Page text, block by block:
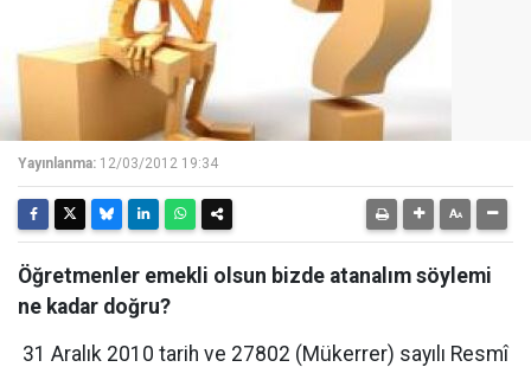
Yayınlanma: 12/03/2012 19:34
Öğretmenler emekli olsun bizde atanalım söylemi
ne kadar doğru?
31 Aralık 2010 tarih ve 27802 (Mükerrer) sayılı Resmî